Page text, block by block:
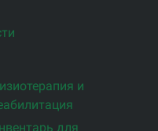
и
для